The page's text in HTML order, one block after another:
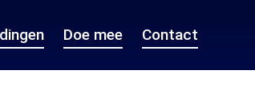
Doe mee Contact